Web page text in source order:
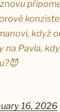
když
na Pavla,
16, 2026